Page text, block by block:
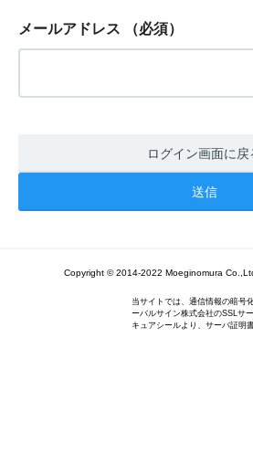
メールアドレス （必須）
ログイン画面に戻
Copyright © 2014-2022 Moeginomura
当サイトでは、通信情報の暗号
ーバルサイン株式会社のSSLサ
キュアシールより、サーバ証明